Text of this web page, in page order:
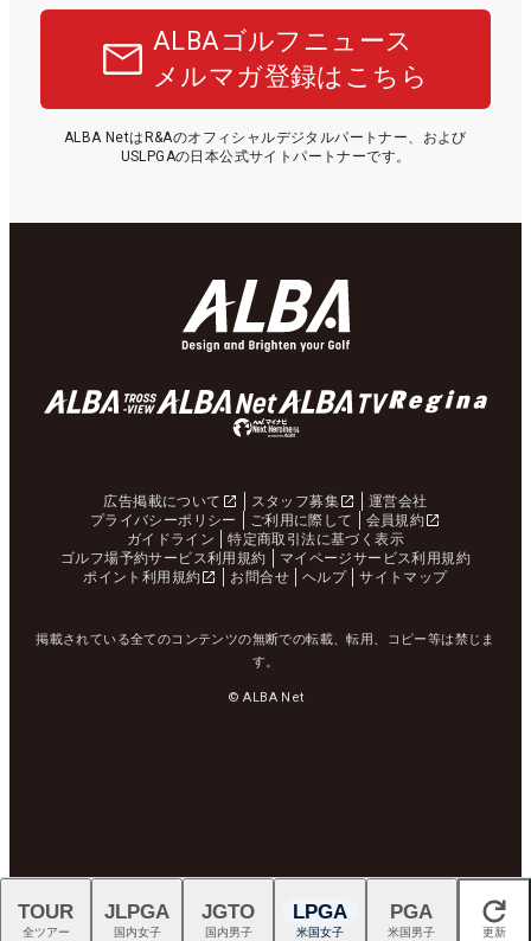
ALBAゴルフニュース
メルマガ登録はこちら
ALBA NetはR&Aのオフィシャルデジタルパートナー、および
USLPGAの日本公式サイトパートナーです。
広告掲載について スタッフ募集
運営会社
プライバシーポリシー
ご利用に際して
会員規約
ガイドライン
特定商取引法に基づく表示
ゴルフ場予約サービス利用規約
マイページサービス利用規約
ポイント利用規約
お問合せ ヘルプ サイトマップ
掲載されている全てのコンテンツの無断での転載、転用、コピー等は禁じま
す。
© ALBA Net
閉じる
TOUR
全ツアー
JLPGA
国内女子
JGTO
国内男子
LPGA
米国女子
PGA
米国男子 更新